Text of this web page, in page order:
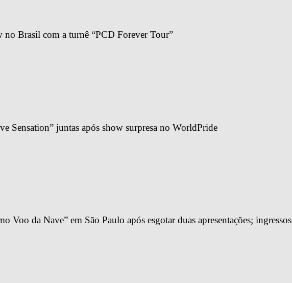
Brasil com a turnê “PCD Forever Tour”
Sensation” juntas após show surpresa no WorldPride
Voo da Nave” em São Paulo após esgotar duas apresentações; ingressos